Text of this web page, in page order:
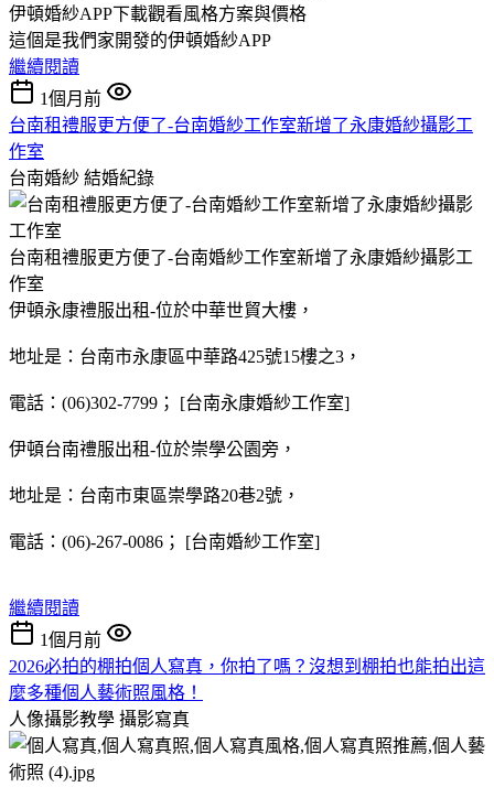
伊頓婚紗APP下載觀看風格方案與價格
這個是我們家開發的伊頓婚紗APP
繼續閱讀
1個月前
台南租禮服更方便了-台南婚紗工作室新增了永康婚紗攝影工
作室
台南婚紗 結婚紀錄
台南租禮服更方便了-台南婚紗工作室新增了永康婚紗攝影工
作室
伊頓永康禮服出租-位於中華世貿大樓，
地址是：台南市永康區中華路425號15樓之3，
電話：(06)302-7799； [台南永康婚紗工作室]
伊頓台南禮服出租-位於崇學公園旁，
地址是：台南市東區崇學路20巷2號，
電話：(06)-267-0086； [台南婚紗工作室]
繼續閱讀
1個月前
2026必拍的棚拍個人寫真，你拍了嗎？沒想到棚拍也能拍出這
麼多種個人藝術照風格！
人像攝影教學 攝影寫真